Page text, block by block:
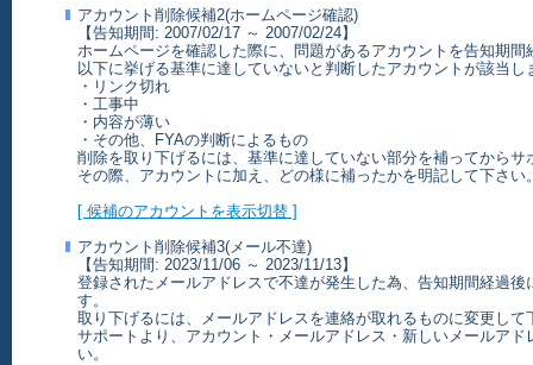
アカウント削除候補2(ホームページ確認)
【告知期間: 2007/02/17 ～ 2007/02/24】
ホームページを確認した際に、問題があるアカウントを告知期間
以下に挙げる基準に達していないと判断したアカウントが該当し
・リンク切れ
・工事中
・内容が薄い
・その他、FYAの判断によるもの
削除を取り下げるには、基準に達していない部分を補ってからサ
その際、アカウントに加え、どの様に補ったかを明記して下さい
[ 候補のアカウントを表示切替 ]
アカウント削除候補3(メール不達)
【告知期間: 2023/11/06 ～ 2023/11/13】
登録されたメールアドレスで不達が発生した為、告知期間経過後
す。
取り下げるには、メールアドレスを連絡が取れるものに変更して
サポートより、アカウント・メールアドレス・新しいメールアド
い。